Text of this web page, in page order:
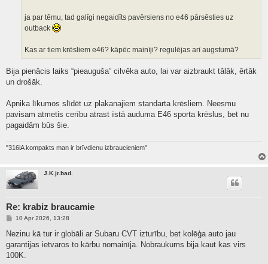
ja par tēmu, tad galīgi negaidīts pavērsiens no e46 pārsēsties uz
outback
Kas ar tiem krēsliem e46? kāpēc mainīji? regulējas arī augstumā?
Bija pienācis laiks “pieauguša” cilvēka auto, lai var aizbraukt tālāk, ērtāk
un drošāk.
Apnika līkumos slīdēt uz plakanajiem standarta krēsliem. Neesmu
pavisam atmetis cerību atrast īstā auduma E46 sporta krēslus, bet nu
pagaidām būs šie.
"316iA kompakts man ir brīvdienu izbraucieniem"
J.K.jr.bad.
Re: krabiz braucamie
P
s
10 Apr 2026, 13:28
Nezinu kā tur ir globāli ar Subaru CVT izturību, bet kolēģa auto jau
garantijas ietvaros to kārbu nomainīja. Nobraukums bija kaut kas virs
100K.